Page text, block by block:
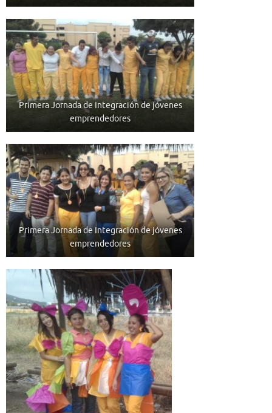
Primera Jornada de Integración de jóvenes
emprendedores
Primera Jornada de Integración de jóvenes
emprendedores